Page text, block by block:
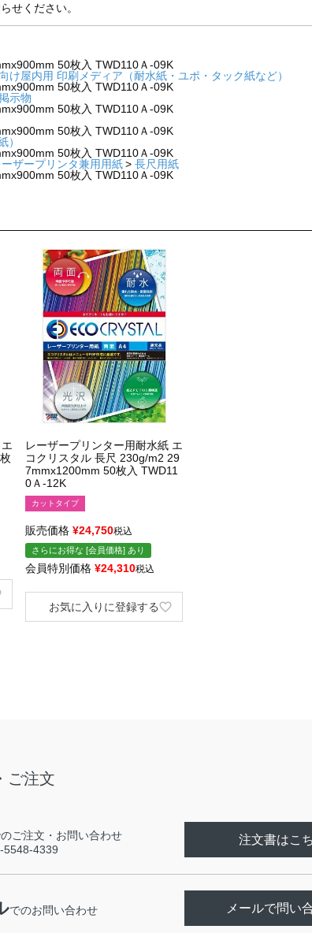
せください。
50枚入 TWD110Ａ-09K
け屋内用 印刷メディア（耐水紙・ユポ・タック紙など）
50枚入 TWD110Ａ-09K
示物
50枚入 TWD110Ａ-09K
50枚入 TWD110Ａ-09K
）
50枚入 TWD110Ａ-09K
ザープリンタ兼用用紙
長尺用紙
50枚入 TWD110Ａ-09K
レーザープリンター用耐水紙 エ
コクリスタル 長尺 230g/m2 29
7mmx1200mm 50枚入 TWD11
0Ａ-12K
カットタイプ
販売価格 ¥24,750税込
さらにお得な [会員価格] あり
会員特別価格 ¥24,310税込
お気に入りに登録する
ご注文
ご注文・お問い合わせ
5548-4339
注文書はこ
でのお問い合わせ メールで問い